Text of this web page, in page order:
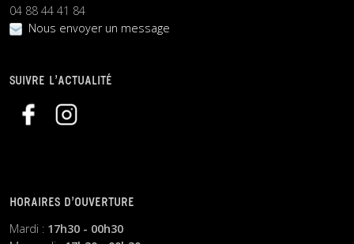
04 88 44 41 84
Nous envoyer un message
SUIVRE L’ACTUALITÉ
HORAIRES D’OUVERTURE
Mardi : 17h30 - 00h30